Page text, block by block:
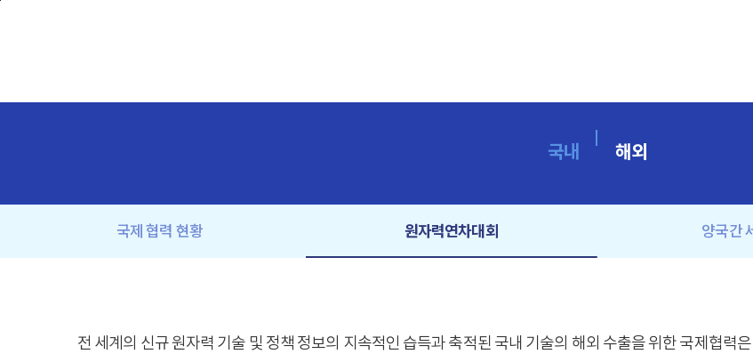
국내 해외
국제 협력 현황 원자력연차대회 양국간
전 세계의 신규 원자력 기술 및 정책 정보의 지속적인 습득과 축적된 국내 기술의 해외 수출을 위한 국제협력